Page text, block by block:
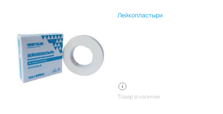
Лейкопластыри
Товар в наличии